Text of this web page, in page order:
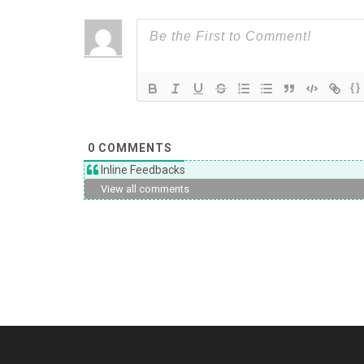
{}
0 COMMENTS
Inline Feedbacks
View all comments